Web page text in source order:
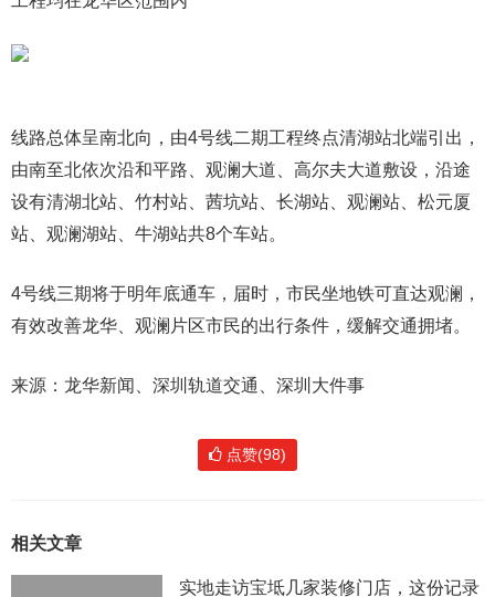
线路总体呈南北向，由4号线二期工程终点清湖站北端引出，
由南至北依次沿和平路、观澜大道、高尔夫大道敷设，沿途
设有清湖北站、竹村站、茜坑站、长湖站、观澜站、松元厦
站、观澜湖站、牛湖站共8个车站。
4号线三期将于明年底通车，届时，市民坐地铁可直达观澜，
有效改善龙华、观澜片区市民的出行条件，缓解交通拥堵。
来源：龙华新闻、深圳轨道交通、深圳大件事
点赞(98)
相关文章
实地走访宝坻几家装修门店，这份记录